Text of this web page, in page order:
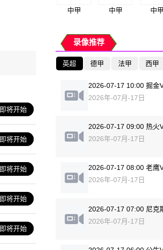
即将开始
即将开始
即将开始
即将开始
即将开始
中甲 中甲 中甲
录像推荐
英超 德甲 法甲 西甲
2026-07-17 10:00 掘金
2026年-07月-17日
2026-07-17 09:00 热火
2026年-07月-17日
2026-07-17 08:00 老鹰
2026年-07月-17日
2026-07-17 07:00 尼克
2026年-07月-17日